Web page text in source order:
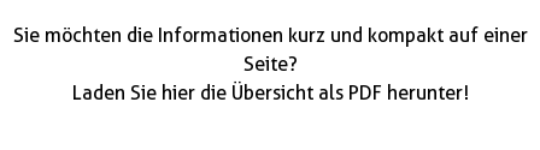
Sie möchten die Informationen kurz und kompakt auf einer
Seite?
Laden Sie hier die Übersicht als PDF herunter!